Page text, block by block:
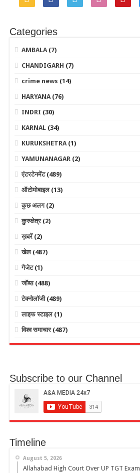
Categories
AMBALA(7)
CHANDIGARH (7)
crime news (14)
HARYANA(76)
INDRI (30)
KARNAL (34)
KURUKSHETRA(1)
YAMUNANAGAR (2)
एंटरटेनमेंट(489)
ऑटोमोबाइल(13)
कुछ अलग(2)
कुरुक्षेत्र(2)
ख़बरें(2)
खेल(487)
गैजेट(1)
जॉब्स(488)
टेक्नोलॉजी(489)
लाइफ स्टाइल(1)
विश्व समाचार(487)
Subscribe to our Channel
Timeline
August 5, 2026
Allahabad High Court Over UP TGT Exam